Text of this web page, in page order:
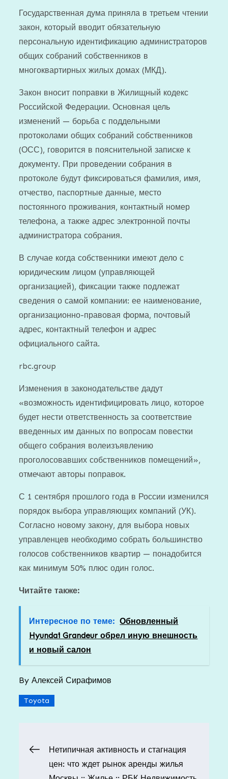
Государственная дума приняла в третьем чтении
закон, который вводит обязательную
персональную идентификацию администраторов
общих собраний собственников в
многоквартирных жилых домах (МКД).
Закон вносит поправки в Жилищный кодекс
Российской Федерации. Основная цель
изменений — борьба с поддельными
протоколами общих собраний собственников
(ОСС), говорится в пояснительной записке к
документу. При проведении собрания в
протоколе будут фиксироваться фамилия, имя,
отчество, паспортные данные, место
постоянного проживания, контактный номер
телефона, а также адрес электронной почты
администратора собрания.
В случае когда собственники имеют дело с
юридическим лицом (управляющей
организацией), фиксации также подлежат
сведения о самой компании: ее наименование,
организационно-правовая форма, почтовый
адрес, контактный телефон и адрес
официального сайта.
rbc.group
Изменения в законодательстве дадут
«возможность идентифицировать лицо, которое
будет нести ответственность за соответствие
введенных им данных по вопросам повестки
общего собрания волеизъявлению
проголосовавших собственников помещений»,
отмечают авторы поправок.
С 1 сентября прошлого года в России изменился
порядок выбора управляющих компаний (УК).
Согласно новому закону, для выбора новых
управленцев необходимо собрать большинство
голосов собственников квартир — понадобится
как минимум 50% плюс один голос.
Читайте также:
Интересное по теме: Обновленный
Hyundai Grandeur обрел иную внешность
и новый салон
ByАлексей Сирафимов
Toyota
Навигация
Нетипичная активность и стагнация
цен: что ждет рынок аренды жилья